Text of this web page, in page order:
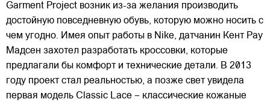
Garment Project возник из-за желания производить
достойную повседневную обувь, которую можно носить с
чем угодно. Имея опыт работы в Nike, датчанин Кент Рау
Мадсен захотел разработать кроссовки, которые
предлагали бы комфорт и технические детали. В 2013
году проект стал реальностью, а позже свет увидела
первая модель Classic Lace – классические кожаные